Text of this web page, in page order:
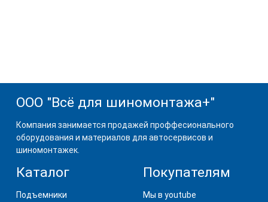
ООО "Всё для шиномонтажа+"
Компания занимается продажей проффесионального
оборудования и материалов для автосервисов и
шиномонтажек.
Каталог
Подъемники
Покупателям
Мы в youtube